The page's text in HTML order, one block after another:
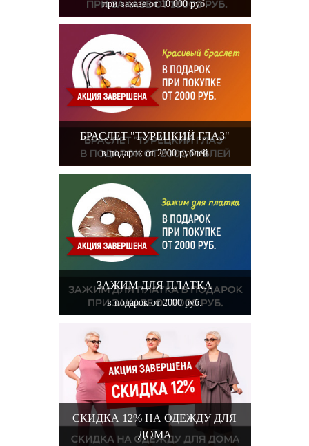
при заказе от 10 000 руб.
БРАСЛЕТ "ТУРЕЦКИЙ ГЛАЗ"
в подарок от 2000 рублей
ЗАЖИМ ДЛЯ ПЛАТКА
в подарок от 2000 руб.
СКИДКА 12% НА ОДЕЖДУ ДЛЯ
ДОМА